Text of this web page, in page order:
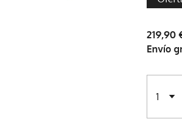
219,90
Envío